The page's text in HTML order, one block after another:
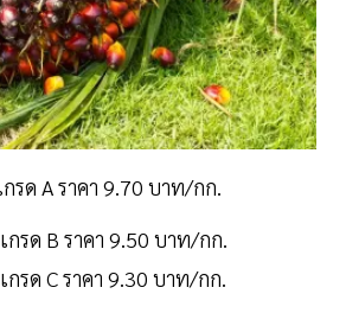
รด A ราคา 9.70 บาท/กก.
กรด B ราคา 9.50 บาท/กก.
รด C ราคา 9.30 บาท/กก.